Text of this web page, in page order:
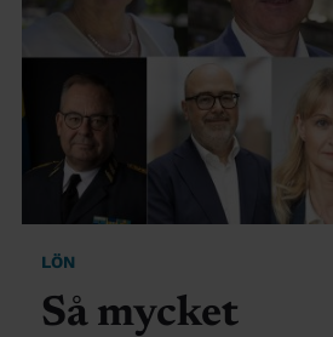
LÖN
Så mycket